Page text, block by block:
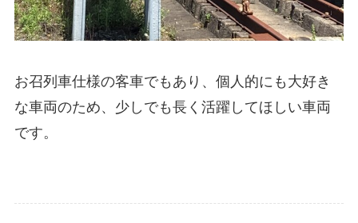
お召列車仕様の客車でもあり、個人的にも大好き
な車両のため、少しでも長く活躍してほしい車両
です。